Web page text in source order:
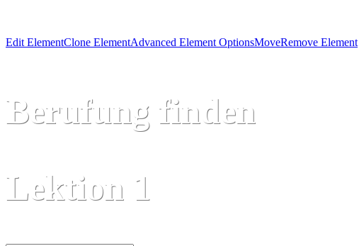
Edit ElementClone ElementAdvanced Element OptionsMoveRemove Element
Berufung finden
Lektion 1